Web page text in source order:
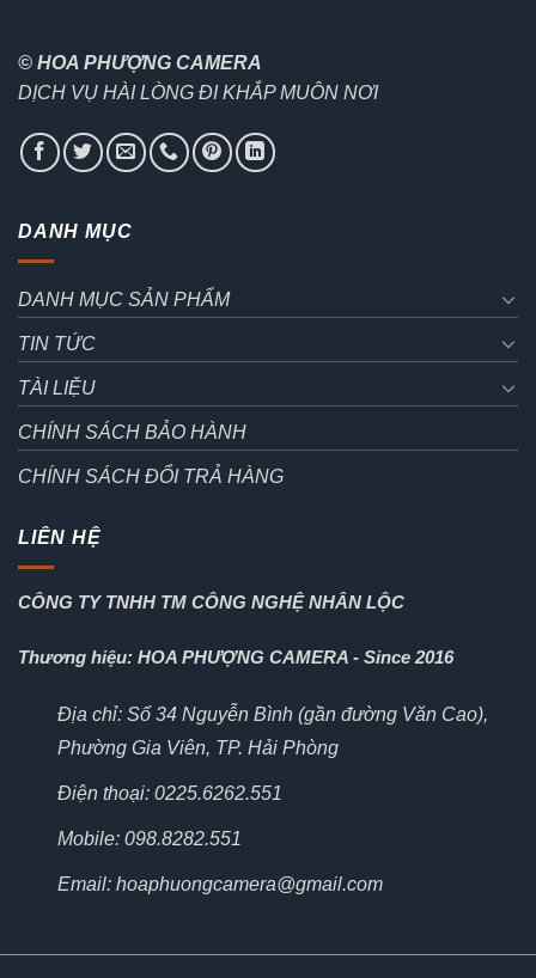
© HOA PHƯỢNG CAMERA
DỊCH VỤ HÀI LÒNG ĐI KHẮP MUÔN NƠI
DANH MỤC
DANH MỤC SẢN PHẨM
TIN TỨC
TÀI LIỆU
CHÍNH SÁCH BẢO HÀNH
CHÍNH SÁCH ĐỔI TRẢ HÀNG
LIÊN HỆ
CÔNG TY TNHH TM CÔNG NGHỆ NHÂN LỘC
Thương hiệu: HOA PHƯỢNG CAMERA - Since 2016
Địa chỉ: Số 34 Nguyễn Bình (gần đường Văn Cao),
Phường Gia Viên, TP. Hải Phòng
Điện thoại: 0225.6262.551
Mobile: 098.8282.551
Email: hoaphuongcamera@gmail.com